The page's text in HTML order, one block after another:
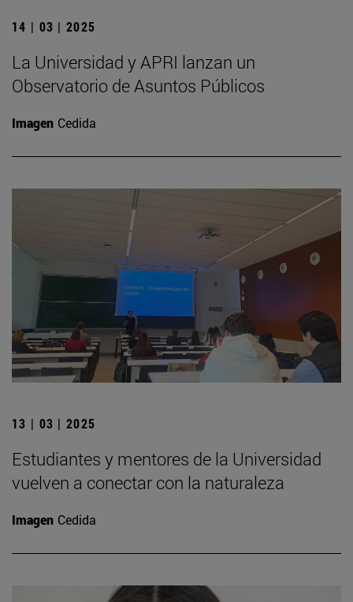
14 | 03 | 2025
La Universidad y APRI lanzan un
Observatorio de Asuntos Públicos
Imagen Cedida
13 | 03 | 2025
Estudiantes y mentores de la Universidad
vuelven a conectar con la naturaleza
Imagen Cedida